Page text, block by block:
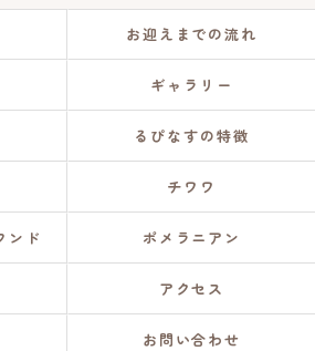
お迎えまでの流れ
ギャラリー
るぴなすの特徴
チワワ
ンド ポメラニアン
アクセス
お問い合わせ